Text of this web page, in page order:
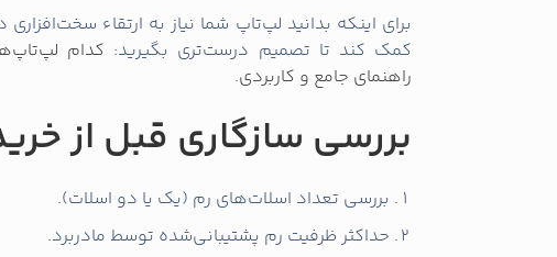
برای اینکه بدانید لپ‌تاپ شما نیاز به ارتقاء
کمک کند تا تصمیم درست‌تری بگیرید: کدام
راهنمای جامع و کاربردی.
بررسی سازگاری قبل از
بررسی تعداد اسلات‌های رم (یک یا دو اسلات).
حداکثر ظرفیت رم پشتیبانی‌شده توسط مادربرد.